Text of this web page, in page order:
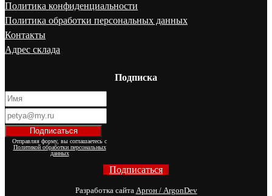
Политика конфиденциальности
Политика обработки персональных данных
Контакты
Адрес склада
Подписка
Отправляя форму, вы соглашаетесь с
Политикой обработки персональных
данных
Подписаться
Разработка сайта Аргон / ArgonDev